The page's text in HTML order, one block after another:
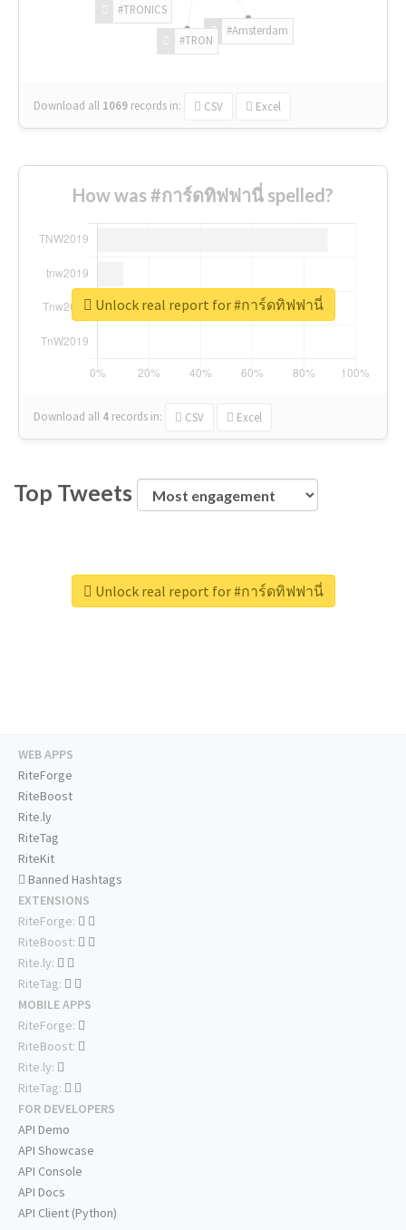
#Amsterdam
#TRON
#TRONICS
Download all 1069 records in: CSV Excel
How was #การ์ดทิฟฟานี่ spelled?
Download all 4 records in: CSV Excel
Unlock real report for #การ์ดทิฟฟานี่
Top Tweets
Unlock real report for #การ์ดทิฟฟานี่
WEB APPS
RiteForge
RiteBoost
Rite.ly
RiteTag
RiteKit
Banned Hashtags
EXTENSIONS
RiteForge:
RiteBoost:
Rite.ly:
RiteTag:
MOBILE APPS
RiteForge:
RiteBoost:
Rite.ly:
RiteTag:
FOR DEVELOPERS
API Demo
API Showcase
API Console
API Docs
API Client (Python)